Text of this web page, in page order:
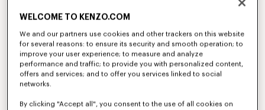
WELCOME TO KENZO.COM
We and our partners use cookies and other trackers on this website
for several reasons: to ensure its security and smooth operation; to
improve your user experience; to measure and analyze
performance and traffic; to provide you with personalized content,
offers and services; and to offer you services linked to social
networks.
By clicking "Accept all", you consent to the use of all cookies on